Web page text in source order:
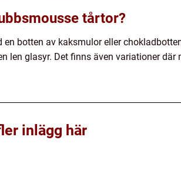
tårtor?
botten av kaksmulor eller
len glasyr. Det finns även variationer
inlägg här